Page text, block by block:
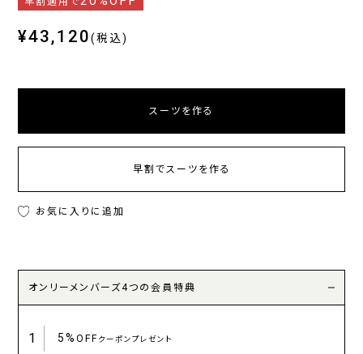
¥43,120(税込)
スーツを作る
早割でスーツを作る
お気に入りに追加
オンリーメンバーズ4つの会員特典
1 5%OFFクーポンプレゼント